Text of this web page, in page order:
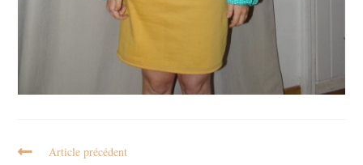
Article précédent